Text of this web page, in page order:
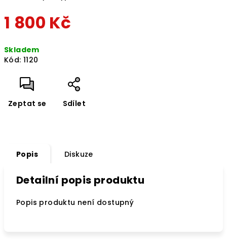
1 800 Kč
cena:
Skladem
Kód: 1120
Zeptat se Sdílet
Popis Diskuze
Detailní popis produktu
Popis produktu není dostupný